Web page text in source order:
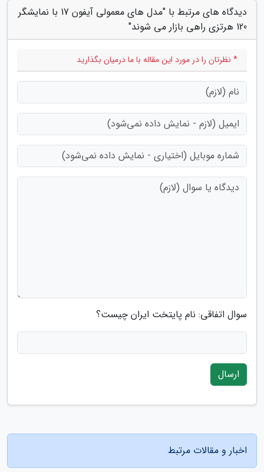
دیدگاه های مرتبط با "مدل های معمولی آیفون 17 با نمایشگر
120 هرتزی راهی بازار می شوند"
* نظرتان را در مورد این مقاله با ما درمیان بگذارید
سوال اتفاقی: نام پایتخت ایران چیست؟
ارسال
اخبار و مقالات مرتبط